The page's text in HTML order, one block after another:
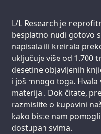
Support us:
L/L Research je
besplatno nudi gotovo
napisala ili kreirala
uključuje više od 1.700
desetine objavljenih
i još mnogo toga.
materijal. Dok čitate,
razmislite o kupovini
kako biste nam
dostupan svima.